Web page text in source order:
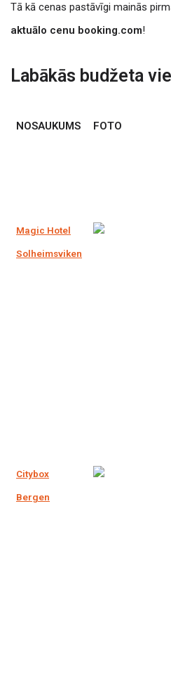
Tā kā cenas pastāvīgi mainās
aktuālo cenu booking.com!
Labākās budžeta
NOSAUKUMS FOTO
Magic Hotel
Solheimsviken
Citybox
Bergen